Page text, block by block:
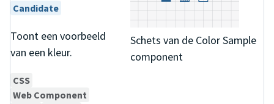
Schets van de Color Sample
component
Candidate
Toont een voorbeeld
van een kleur.
CSS
Web Component